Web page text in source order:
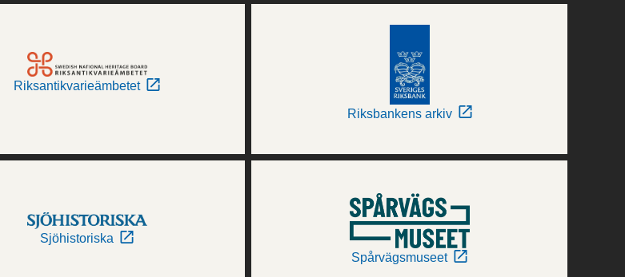
Riksantikvarieämbetet
Riksbankens arkiv
Sjöhistoriska
Spårvägsmuseet